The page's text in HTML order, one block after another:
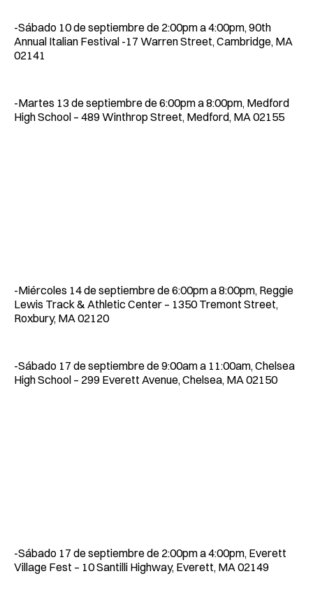
-Sábado 10 de septiembre de 2:00pm a 4:00pm, 90th
Annual Italian Festival -17 Warren Street, Cambridge, MA
02141
-Martes 13 de septiembre de 6:00pm a 8:00pm, Medford
High School – 489 Winthrop Street, Medford, MA 02155
-Miércoles 14 de septiembre de 6:00pm a 8:00pm, Reggie
Lewis Track & Athletic Center – 1350 Tremont Street,
Roxbury, MA 02120
-Sábado 17 de septiembre de 9:00am a 11:00am, Chelsea
High School – 299 Everett Avenue, Chelsea, MA 02150
-Sábado 17 de septiembre de 2:00pm a 4:00pm, Everett
Village Fest – 10 Santilli Highway, Everett, MA 02149